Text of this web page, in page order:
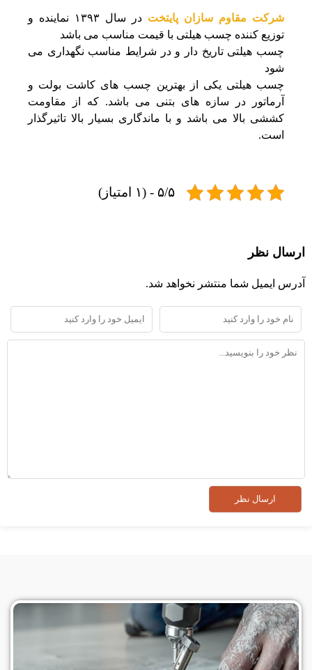
شرکت مقاوم سازان پایتخت
در سال ۱۳۹۳ نماینده و
توزیع کننده چسب هیلتی با قیمت مناسب می باشد
چسب هیلتی تاریخ دار و در شرایط مناسب نگهداری می
شود
چسب هیلتی یکی از بهترین چسب های کاشت بولت و
آرماتور در سازه های بتنی می باشد. که از مقاومت
کششی بالا می باشد و با ماندگاری بسیار بالا تاثیرگذار
است.
۵/۵ - (۱ امتیاز)
ارسال نظر
آدرس ایمیل شما منتشر نخواهد شد.